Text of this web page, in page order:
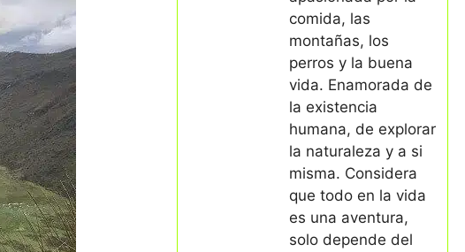
comida, las
montañas, los
perros y la buena
vida. Enamorada de
la existencia
humana, de explorar
la naturaleza y a si
misma. Considera
que todo en la vida
es una aventura,
solo depende del